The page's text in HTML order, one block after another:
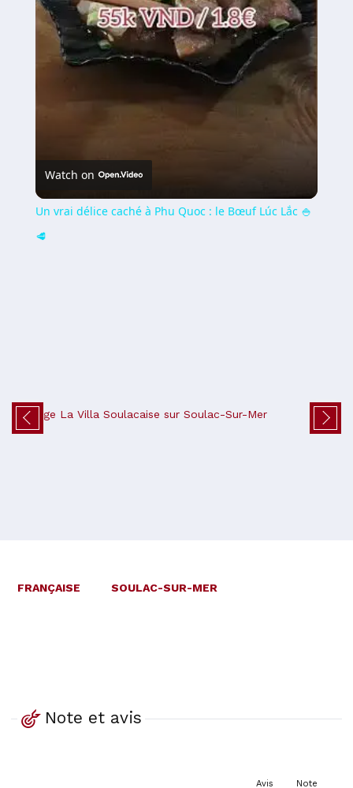
Video
Watch on
Un vrai délice caché à Phu Quoc : le Bœuf Lúc Lắc 🍚
🥩
FRANÇAISE SOULAC-SUR-MER
Note et avis
Avis Note